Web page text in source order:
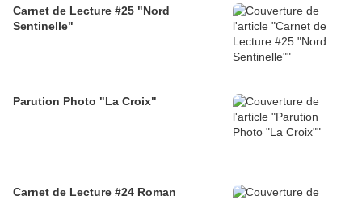
Carnet de Lecture #25 "Nord
Sentinelle"
Parution Photo "La Croix"
Carnet de Lecture #24 Roman